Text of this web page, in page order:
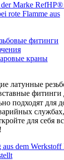
фитинги
краны
латунные
фитинги
подходят для
для себя